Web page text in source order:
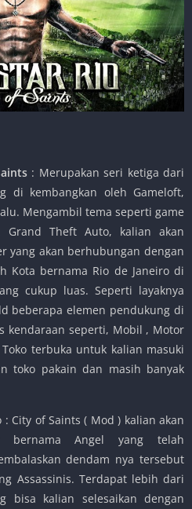
: Merupakan seri ketiga dari
di kembangkan oleh Gameloft,
Mengambil tema seperti game
Grand Theft Auto, kalian akan
yang akan berhubungan dengan
Kota bernama Rio de Janeiro di
cukup luas. Seperti layaknya
beberapa elemen pendukung di
kendaraan seperti, Mobil , Motor
terbuka untuk kalian masuki
toko pakain dan masih banyak
: City of Saints ( Mod ) kalian akan
bernama Angel yang telah
dendam nya tersebut
Assassinis. Terdapat lebih dari
bisa kalian selesaikan dengan